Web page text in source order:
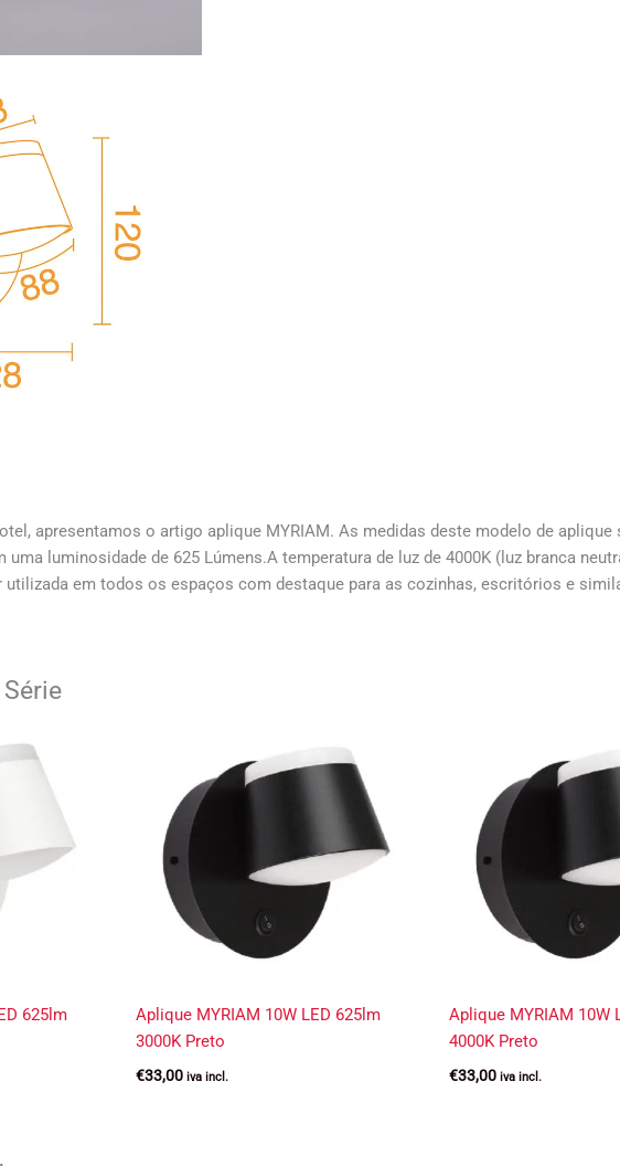
apresentamos o artigo aplique MYRIAM. As medidas deste modelo de
uma luminosidade de 625 Lúmens.A temperatura de luz de 4000K (luz branca
em todos os espaços com destaque para as cozinhas, escritórios e
625lm
Aplique MYRIAM 10W LED 625lm
3000K Preto
€33,00 iva incl.
Aplique MYRIAM 10W
4000K Preto
€33,00 iva incl.